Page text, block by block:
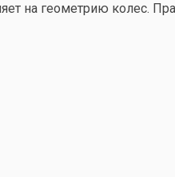
на геометрию колес.